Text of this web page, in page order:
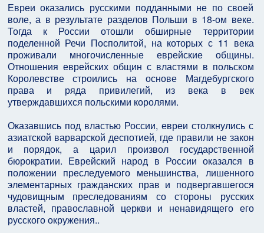
Евреи оказались русскими подданными не по своей
воле, а в результате разделов Польши в 18-ом веке.
Тогда к России отошли обширные территории
поделенной Речи Посполитой, на которых с 11 века
проживали многочисленные еврейские общины.
Отношения еврейских общин с властями в польском
Королевстве строились на основе Магдебургского
права и ряда привилегий, из века в век
утверждавшихся польскими королями.
Оказавшись под властью России, евреи столкнулись с
азиатской варварской деспотией, где правили не закон
и порядок, а царил произвол государственной
бюрократии. Еврейский народ в России оказался в
положении преследуемого меньшинства, лишенного
элементарных гражданских прав и подвергавшегося
чудовищным преследованиям со стороны русских
властей, православной церкви и ненавидящего его
русского окружения..